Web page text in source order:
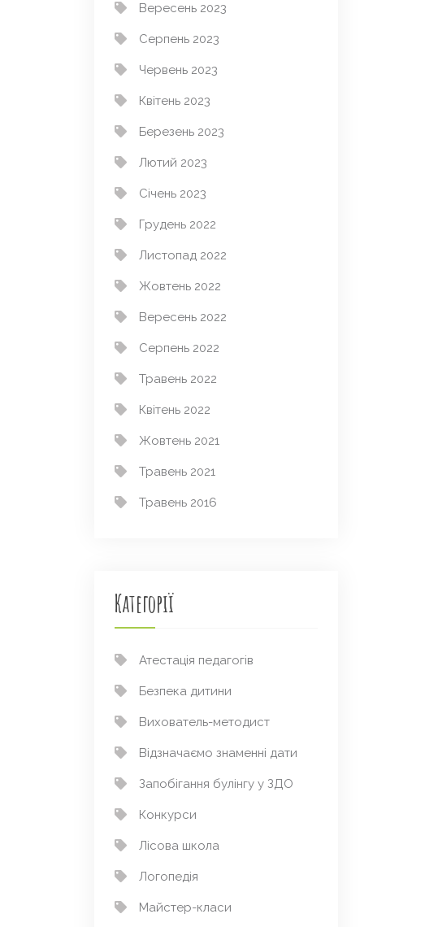
Вересень 2023
Серпень 2023
Червень 2023
Квітень 2023
Березень 2023
Лютий 2023
Січень 2023
Грудень 2022
Листопад 2022
Жовтень 2022
Вересень 2022
Серпень 2022
Травень 2022
Квітень 2022
Жовтень 2021
Травень 2021
Травень 2016
Категорії
Атестація педагогів
Безпека дитини
Вихователь-методист
Відзначаємо знаменні дати
Запобігання булінгу у ЗДО
Конкурси
Лісова школа
Логопедія
Майстер-класи